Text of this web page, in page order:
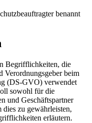
benannt
Begrifflichkeiten, die
Verordnungsgeber beim
(DS-GVO) verwendet
sowohl für die
und Geschäftspartner
zu gewährleisten,
erläutern.